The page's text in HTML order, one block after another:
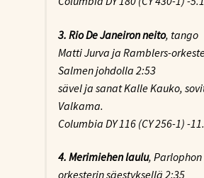
3. Rio De Janeiron neito, tango
Matti Jurva ja Ramblers-
Salmen johdolla 2:53
sävel ja sanat Kalle Kauko,
Valkama.
Columbia DY 116 (CY 256-1) -
4. Merimiehen laulu,
orkesterin säestyksellä 2:35